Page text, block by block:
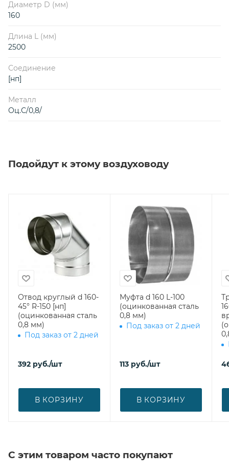
Диаметр D (мм)
160
Длина L (мм)
2500
Соединение
[нп]
Металл
Оц.С/0,8/
Подойдут к этому воздуховоду
Отвод круглый d 160-
45° R-150 [нп]
(оцинкованная сталь
0,8 мм)
Под заказ от 2 дней
392 руб./шт
В КОРЗИНУ
Муфта d 160 L-100
(оцинкованная сталь
0,8 мм)
Под заказ от 2 дней
113 руб./шт
В КОРЗИНУ
С этим товаром часто покупают